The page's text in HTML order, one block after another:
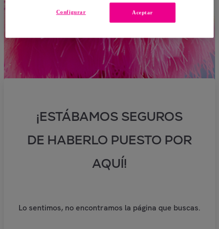
¡ESTÁBAMOS SEGUROS
DE HABERLO PUESTO POR
AQUÍ!
Lo sentimos, no encontramos la página que buscas.
Aceptar
Configurar